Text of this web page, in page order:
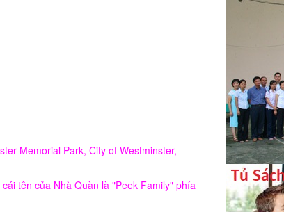
Memorial Park, City of Westminster,
tên của Nhà Quàn là "Peek Family" phía